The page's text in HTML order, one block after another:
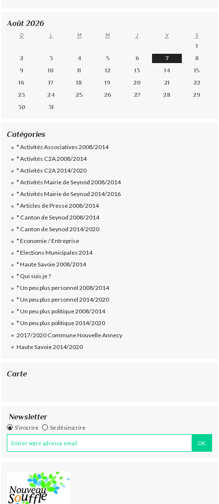
Août 2026
D L M M J V S
1
2
3 4 5 6 7
8
9
10 11 12 13 14
15
16
17 18 19 20 21
22
23
24 25 26 27 28
29
30
31
Catégories
* Activités Associatives 2008/2014
* Activités C2A 2008/2014
* Activités C2A 2014/2020
* Activités Mairie de Seynod 2008/2014
* Activités Mairie de Seynod 2014/2016
* Articles de Presse 2008/2014
* Canton de Seynod 2008/2014
* Canton de Seynod 2014/2020
* Economie / Entreprise
* Elections Municipales 2014
* Haute Savoie 2008/2014
* Qui suis je ?
* Un peu plus personnel 2008/2014
* Un peu plus personnel 2014/2020
* Un peu plus politique 2008/2014
* Un peu plus politique 2014/2020
2017/2020 Commune Nouvelle Annecy
Haute Savoie 2014/2020
Carte
Newsletter
S'inscrire Se désinscrire